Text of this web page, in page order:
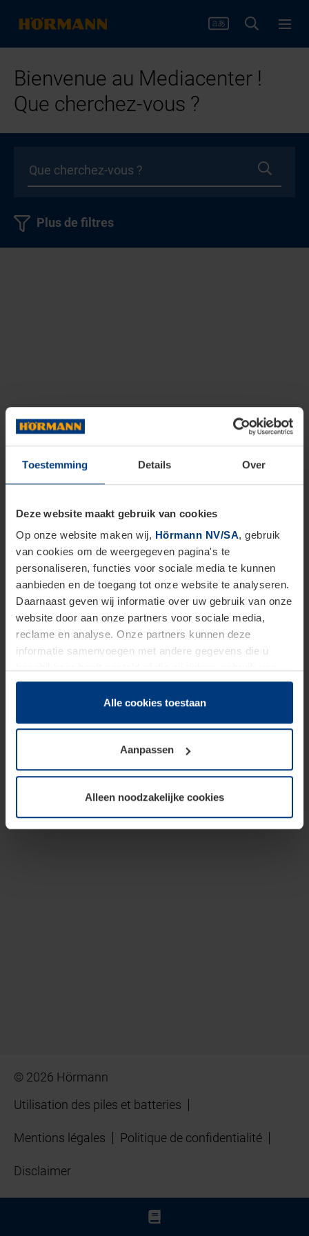
Toestemming Details Over
Deze website maakt gebruik van cookies
Op onze website maken wij, Hörmann NV/SA, gebruik
van cookies om de weergegeven pagina's te
personaliseren, functies voor sociale media te kunnen
aanbieden en de toegang tot onze website te analyseren.
Daarnaast geven wij informatie over uw gebruik van onze
website door aan onze partners voor sociale media,
reclame en analyse. Onze partners kunnen deze
informatie samenvoegen met andere gegevens die u
hun diensten hebben verzameld.
Juridisch hebben wij het recht om cookies op uw
van deze pagina's absoluut vereist is. Voor alle andere
soorten cookies is uw toestemming benodigd. Uw
toestemming kunt u op elk moment bij de uitleg van de
wijzigen of herroepen.
Alle cookies toestaan
Aanpassen
Alleen noodzakelijke cookies
Bienvenue au Mediacenter !
Que cherchez-vous ?
Plus de filtres
© 2026 Hörmann
Utilisation des piles et batteries
Mentions légales Politique de confidentialité
Disclaimer